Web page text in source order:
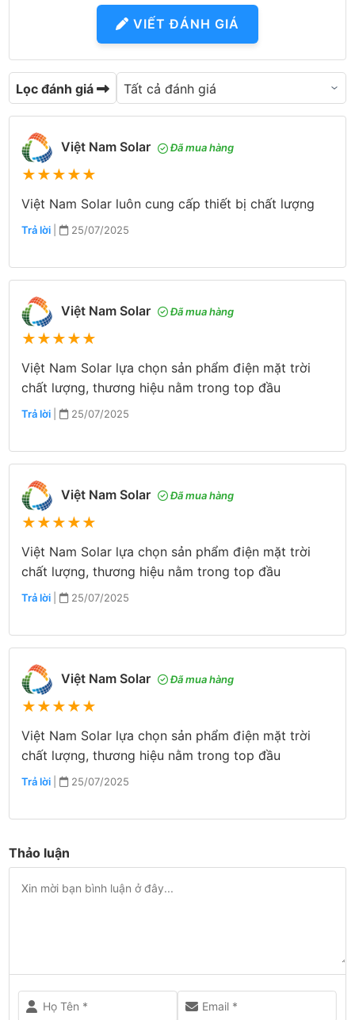
VIẾT ĐÁNH GIÁ
Lọc đánh giá
Việt Nam Solar Đã mua hàng
★★★★★
Việt Nam Solar luôn cung cấp thiết bị chất lượng
Trả lời | 25/07/2025
Việt Nam Solar Đã mua hàng
★★★★★
Việt Nam Solar lựa chọn sản phẩm điện mặt trời
chất lượng, thương hiệu nằm trong top đầu
Trả lời | 25/07/2025
Việt Nam Solar Đã mua hàng
★★★★★
Việt Nam Solar lựa chọn sản phẩm điện mặt trời
chất lượng, thương hiệu nằm trong top đầu
Trả lời | 25/07/2025
Việt Nam Solar Đã mua hàng
★★★★★
Việt Nam Solar lựa chọn sản phẩm điện mặt trời
chất lượng, thương hiệu nằm trong top đầu
Trả lời | 25/07/2025
Thảo luận